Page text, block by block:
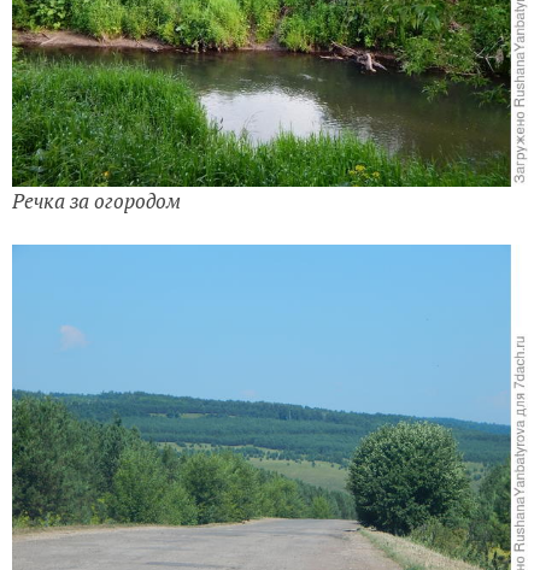
Речка за огородом